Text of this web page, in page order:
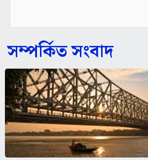
সম্পর্কিত সংবাদ